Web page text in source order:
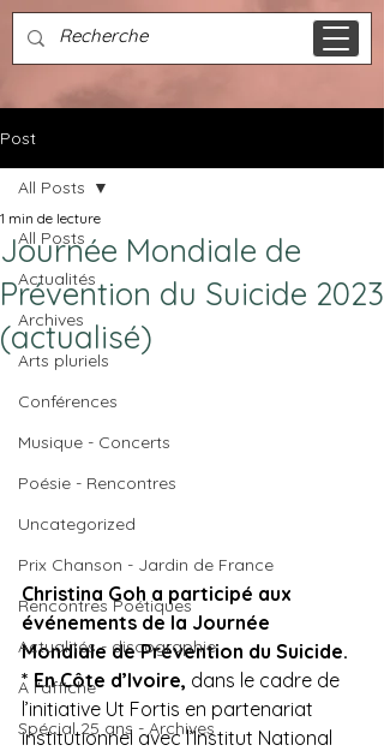
Post
All Posts
Actualités
Archives
Arts pluriels
Conférences
Musique - Concerts
Poésie - Rencontres
Uncategorized
Prix Chanson - Jardin de France
Rencontres Poétiques
Actualités - discographie
A l'affiche
Spécial 25 ans - Archives
All Posts
Journée Mondiale de
Prévention du Suicide 2023
(actualisé)
1 min de lecture
Christina Goh a participé aux
événements de la Journée
Mondiale de Prévention du Suicide.
* En Côte d’Ivoire, dans le cadre de
l’initiative Ut Fortis en partenariat
institutionnel avec l’Institut National